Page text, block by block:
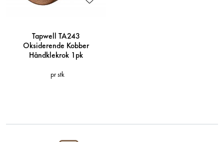
Tapwell TA243
Oksiderende Kobber
Håndklekrok 1pk
pr stk